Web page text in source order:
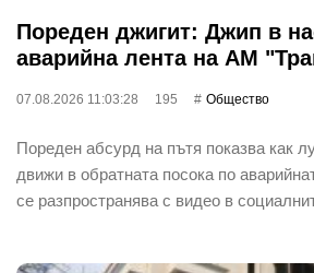
Пореден джигит: Джип в
аварийна лента на АМ
07.08.2026 11:03:28 195 Общество
Пореден абсурд на пътя показва как
движи в обратната посока по
се разпространява с видео в